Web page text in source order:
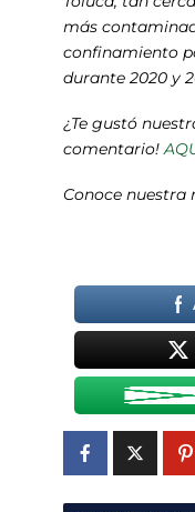
más
confinamiento
durante 2020 y
¿Te gustó
comentario!
Conoce nuestra